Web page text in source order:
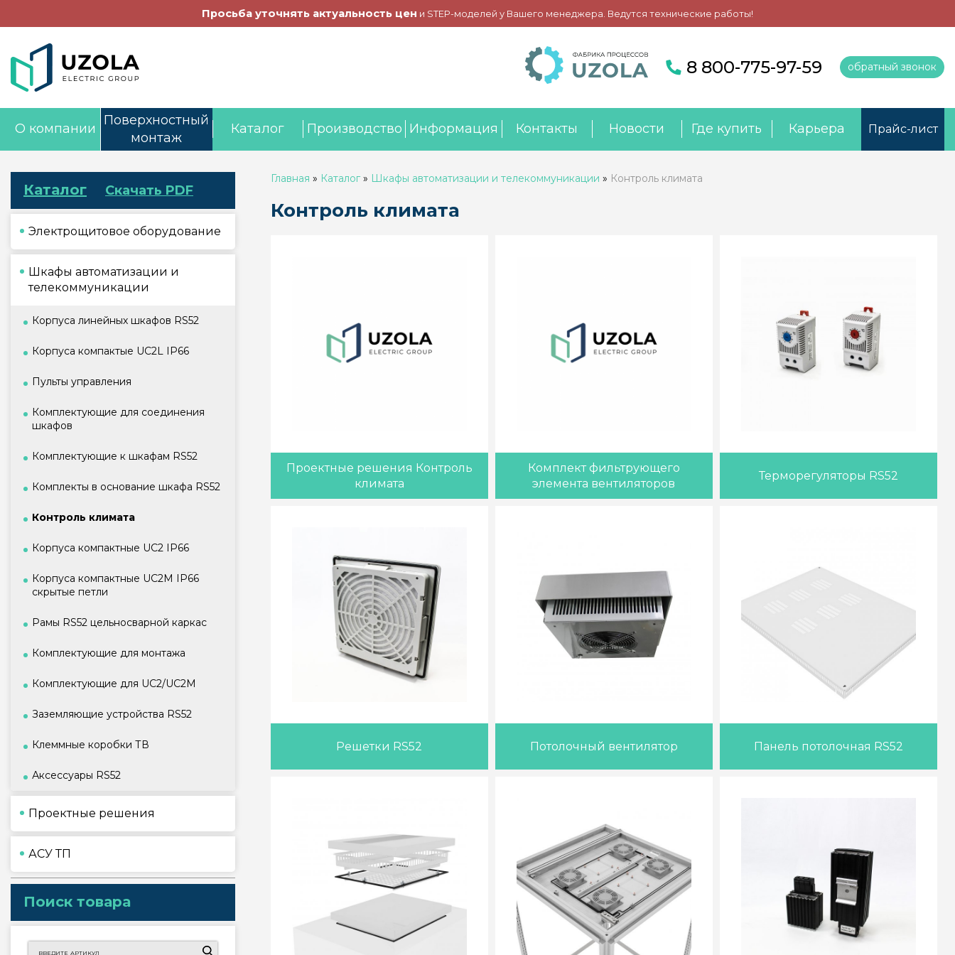
Просьба уточнять актуальность цен и STEP-моделей у Вашего менеджера. Ведутся технические работы!
8 800-775-97-59 обратный звонок
О компании
Поверхностный
монтаж
Каталог Производство Информация Контакты Новости Где купить Карьера Прайс-лист
Каталог Скачать PDF
Электрощитовое оборудование
Шкафы автоматизации и
телекоммуникации
Корпуса линейных шкафов RS52
Корпуса компактые UC2L IP66
Пульты управления
Комплектующие для соединения
шкафов
Комплектующие к шкафам RS52
Комплекты в основание шкафа RS52
Контроль климата
Корпуса компактные UC2 IP66
Корпуса компактные UC2M IP66
скрытые петли
Рамы RS52 цельносварной каркас
Комплектующие для монтажа
Комплектующие для UC2/UC2M
Заземляющие устройства RS52
Клеммные коробки ТВ
Аксессуары RS52
Проектные решения
АСУ ТП
Поиск товара
Главная » Каталог » Шкафы автоматизации и телекоммуникации » Контроль климата
Контроль климата
Проектные решения Контроль
климата
Комплект фильтрующего
элемента вентиляторов
Терморегуляторы RS52
Решетки RS52 Потолочный вентилятор Панель потолочная RS52